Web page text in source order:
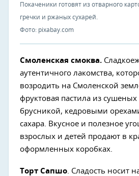
Покаченики готовят из отварного
гречки и ржаных сухарей.
Фото: pixabay.com
Смоленская смоква.
аутентичного лакомства,
возродить на Смоленской
фруктовая пастила из сушеных
брусникой, кедровыми
сахара. Вкусное и полезное
взрослых и детей продают в
оформленных коробках.
Торт Сапшо. Сладость носит